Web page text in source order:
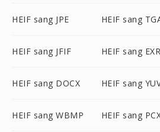
HEIF sang JPE HEIF sang
HEIF sang JFIF HEIF sang EXR
HEIF sang DOCX HEIF sang
HEIF sang WBMP HEIF sang